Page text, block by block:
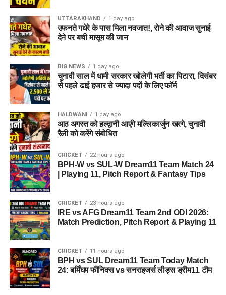
सकेगा। इससे बच्चों और महिलाओं के मानसिक और सामाजिक विकास में
भी मदद मिलने की उम्मीद है।
UTTARAKHAND 1 day ago
उफनते गधेरे के पास मिला नवजात!, रोने की आवाज सुनाई
देने पर बची मासूम की जान
BIG NEWS 1 day ago
चुनावी साल में धामी सरकार खोलेगी भर्ती का पिटारा, दिसंबर
से पहले ढाई हजार से ज्यादा पदों के लिए फॉर्म
HALDWANI 1 day ago
आठ अगस्त को हल्द्वानी आएंगे मल्लिकार्जुन खरगे, चुनावी
रैली को करेंगे संबोधित
CRICKET 22 hours ago
BPH-W vs SUL-W Dream11 Team Match 24
| Playing 11, Pitch Report & Fantasy Tips
CRICKET 23 hours ago
IRE vs AFG Dream11 Team 2nd ODI 2026:
Match Prediction, Pitch Report & Playing 11
CRICKET 11 hours ago
BPH vs SUL Dream11 Team Today Match
24: बर्मिंघम फीनिक्स vs सनराइजर्स लीड्स ड्रीम11 टीम